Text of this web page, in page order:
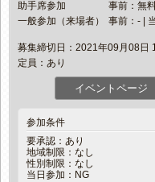
助手席参加
事前：無
一般参加（来場者）
事前：- |
募集締切日：2021年09月08日
定員：あり
イベントページ
参加条件
要承認：あり
地域制限：なし
性別制限：なし
当日参加：NG